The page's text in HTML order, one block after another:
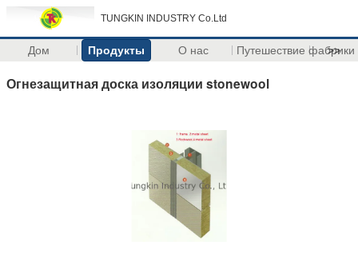
TUNGKIN INDUSTRY Co.Ltd
Дом Продукты О нас Путешествие фабрики
>>
Огнезащитная доска изоляции stonewool